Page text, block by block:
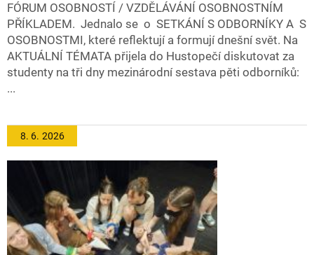
FÓRUM OSOBNOSTÍ / VZDĚLÁVÁNÍ OSOBNOSTNÍM
PŘÍKLADEM. Jednalo se o SETKÁNÍ S ODBORNÍKY A S
OSOBNOSTMI, které reflektují a formují dnešní svět. Na
AKTUÁLNÍ TÉMATA přijela do Hustopečí diskutovat za
studenty na tři dny mezinárodní sestava pěti odborníků:
...
8. 6. 2026